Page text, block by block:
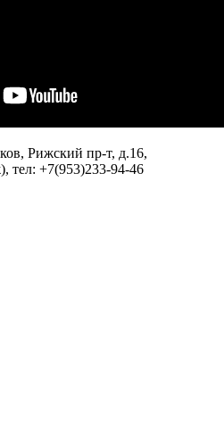
Рижский пр-т, д.16,
тел: +7(953)233-94-46